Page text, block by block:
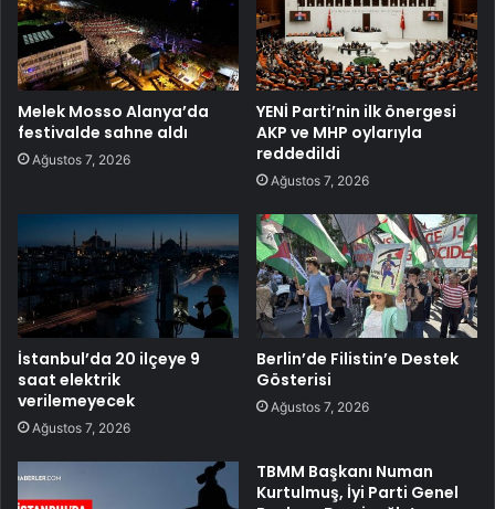
Melek Mosso Alanya’da
festivalde sahne aldı
Ağustos 7, 2026
YENİ Parti’nin ilk önergesi
AKP ve MHP oylarıyla
reddedildi
Ağustos 7, 2026
İstanbul’da 20 ilçeye 9
saat elektrik
verilemeyecek
Ağustos 7, 2026
Berlin’de Filistin’e Destek
Gösterisi
Ağustos 7, 2026
TBMM Başkanı Numan
Kurtulmuş, İyi Parti Genel